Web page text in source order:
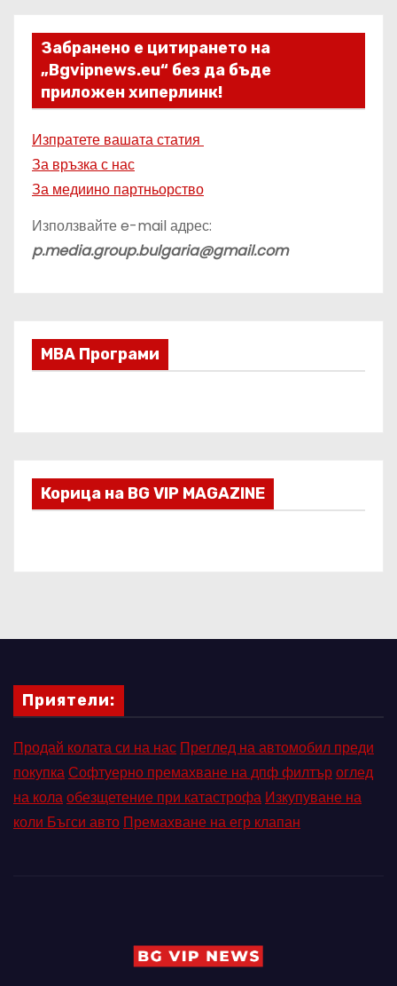
Забранено е цитирането на
„Bgvipnews.eu“ без да бъде
приложен хиперлинк!
Изпратете вашата статия
За връзка с нас
За медиино партньорство
Използвайте e-mail адрес:
p.media.group.bulgaria@gmail.com
МВА Програми
Корица на BG VIP MAGAZINE
Приятели:
Продай колата си на нас Преглед на автомобил преди
покупкаСофтуерно премахване на дпф филтъроглед
на колаобезщетение при катастрофа Изкупуване на
коли Бъгси авто Премахване на егр клапан